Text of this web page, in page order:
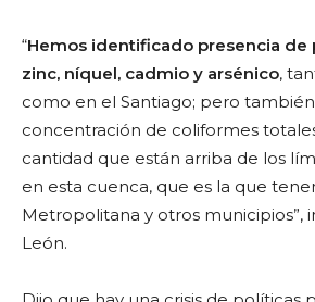
“Hemos identificado presencia de
zinc, níquel, cadmio y arsénico,
como en el Santiago; pero
concentración de coliformes
cantidad que están arriba de los
en esta cuenca, que es la que
Metropolitana y otros municipios”,
León.